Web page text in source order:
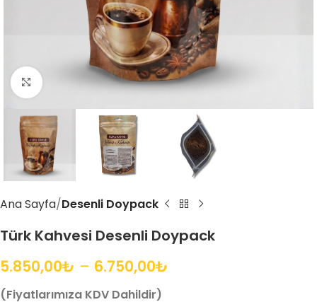
Büyütmek için tıklayın
Ana Sayfa Desenli Doypack
Türk Kahvesi Desenli Doypack
5.850,00₺ – 6.750,00₺
(Fiyatlarımıza KDV Dahildir)